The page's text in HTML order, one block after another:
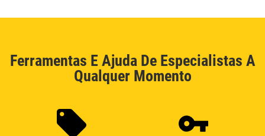
Ferramentas E Ajuda De Especialistas A
Qualquer Momento